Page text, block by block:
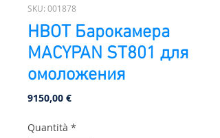
SKU: 001878
HBOT Барокамера
МАСYPAN ST801 для
омоложения
9150,00 €Prezzo
Quantità *